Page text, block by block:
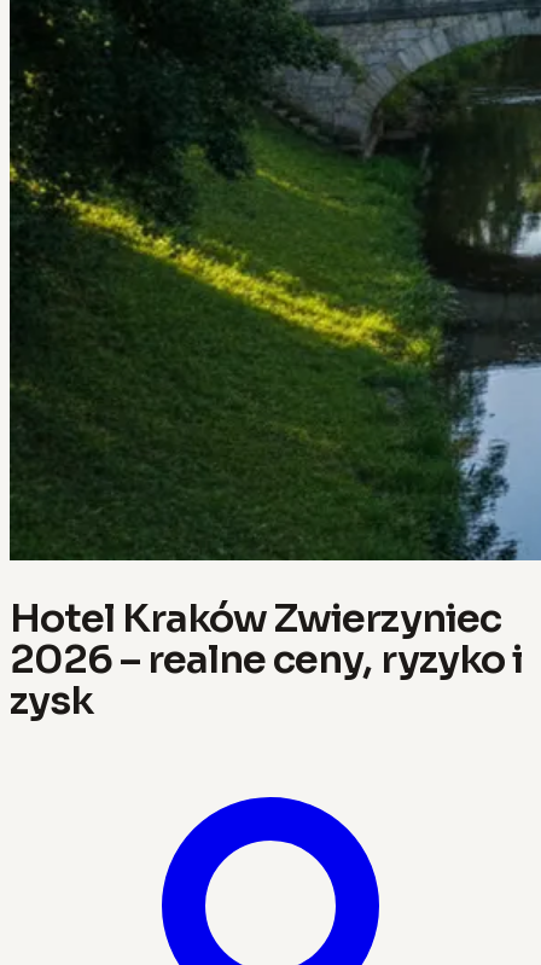
Hotel Kraków Zwierzyniec
2026 – realne ceny, ryzyko i
zysk